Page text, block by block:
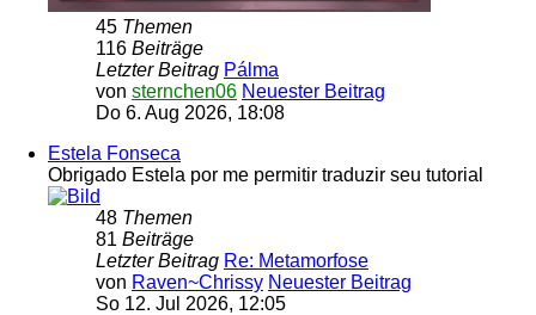
45 Themen
116 Beiträge
Letzter Beitrag Pálma
von sternchen06 Neuester Beitrag
Do 6. Aug 2026, 18:08
Estela Fonseca
Obrigado Estela por me permitir traduzir seu tutorial
48 Themen
81 Beiträge
Letzter Beitrag Re: Metamorfose
von Raven~Chrissy Neuester Beitrag
So 12. Jul 2026, 12:05